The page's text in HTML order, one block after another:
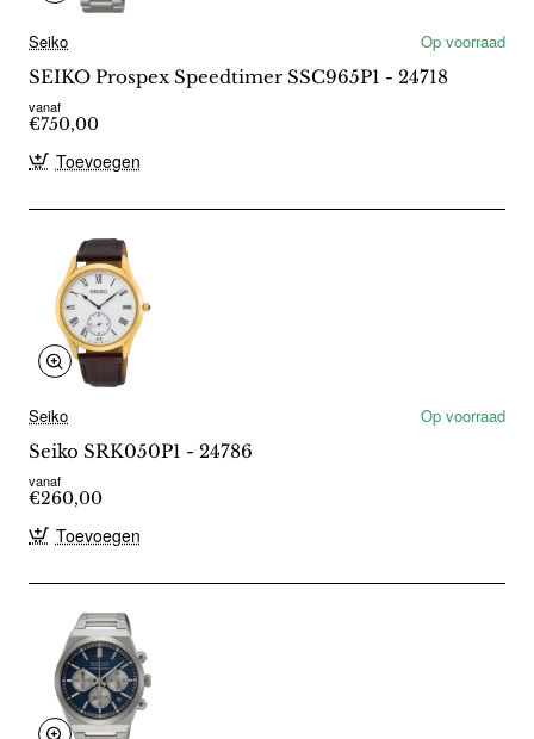
Seiko
Op voorraad
SEIKO Prospex Speedtimer SSC965P1 - 24718
vanaf
€750,00
Toevoegen
Seiko
Op voorraad
Seiko SRK050P1 - 24786
vanaf
€260,00
Toevoegen